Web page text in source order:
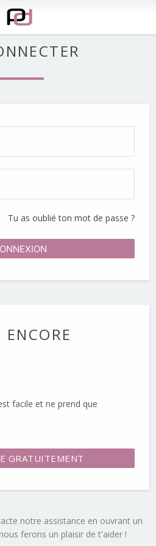
Tu as oublié ton mot de passe ?
facile et ne prend que
GRATUITEMENT
notre assistance en ouvrant un
ferons un plaisir de t'aider !